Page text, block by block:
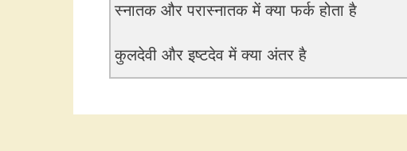
स्नातक और परास्नातक में क्या फर्क होता है
कुलदेवी और इष्टदेव में क्या अंतर है